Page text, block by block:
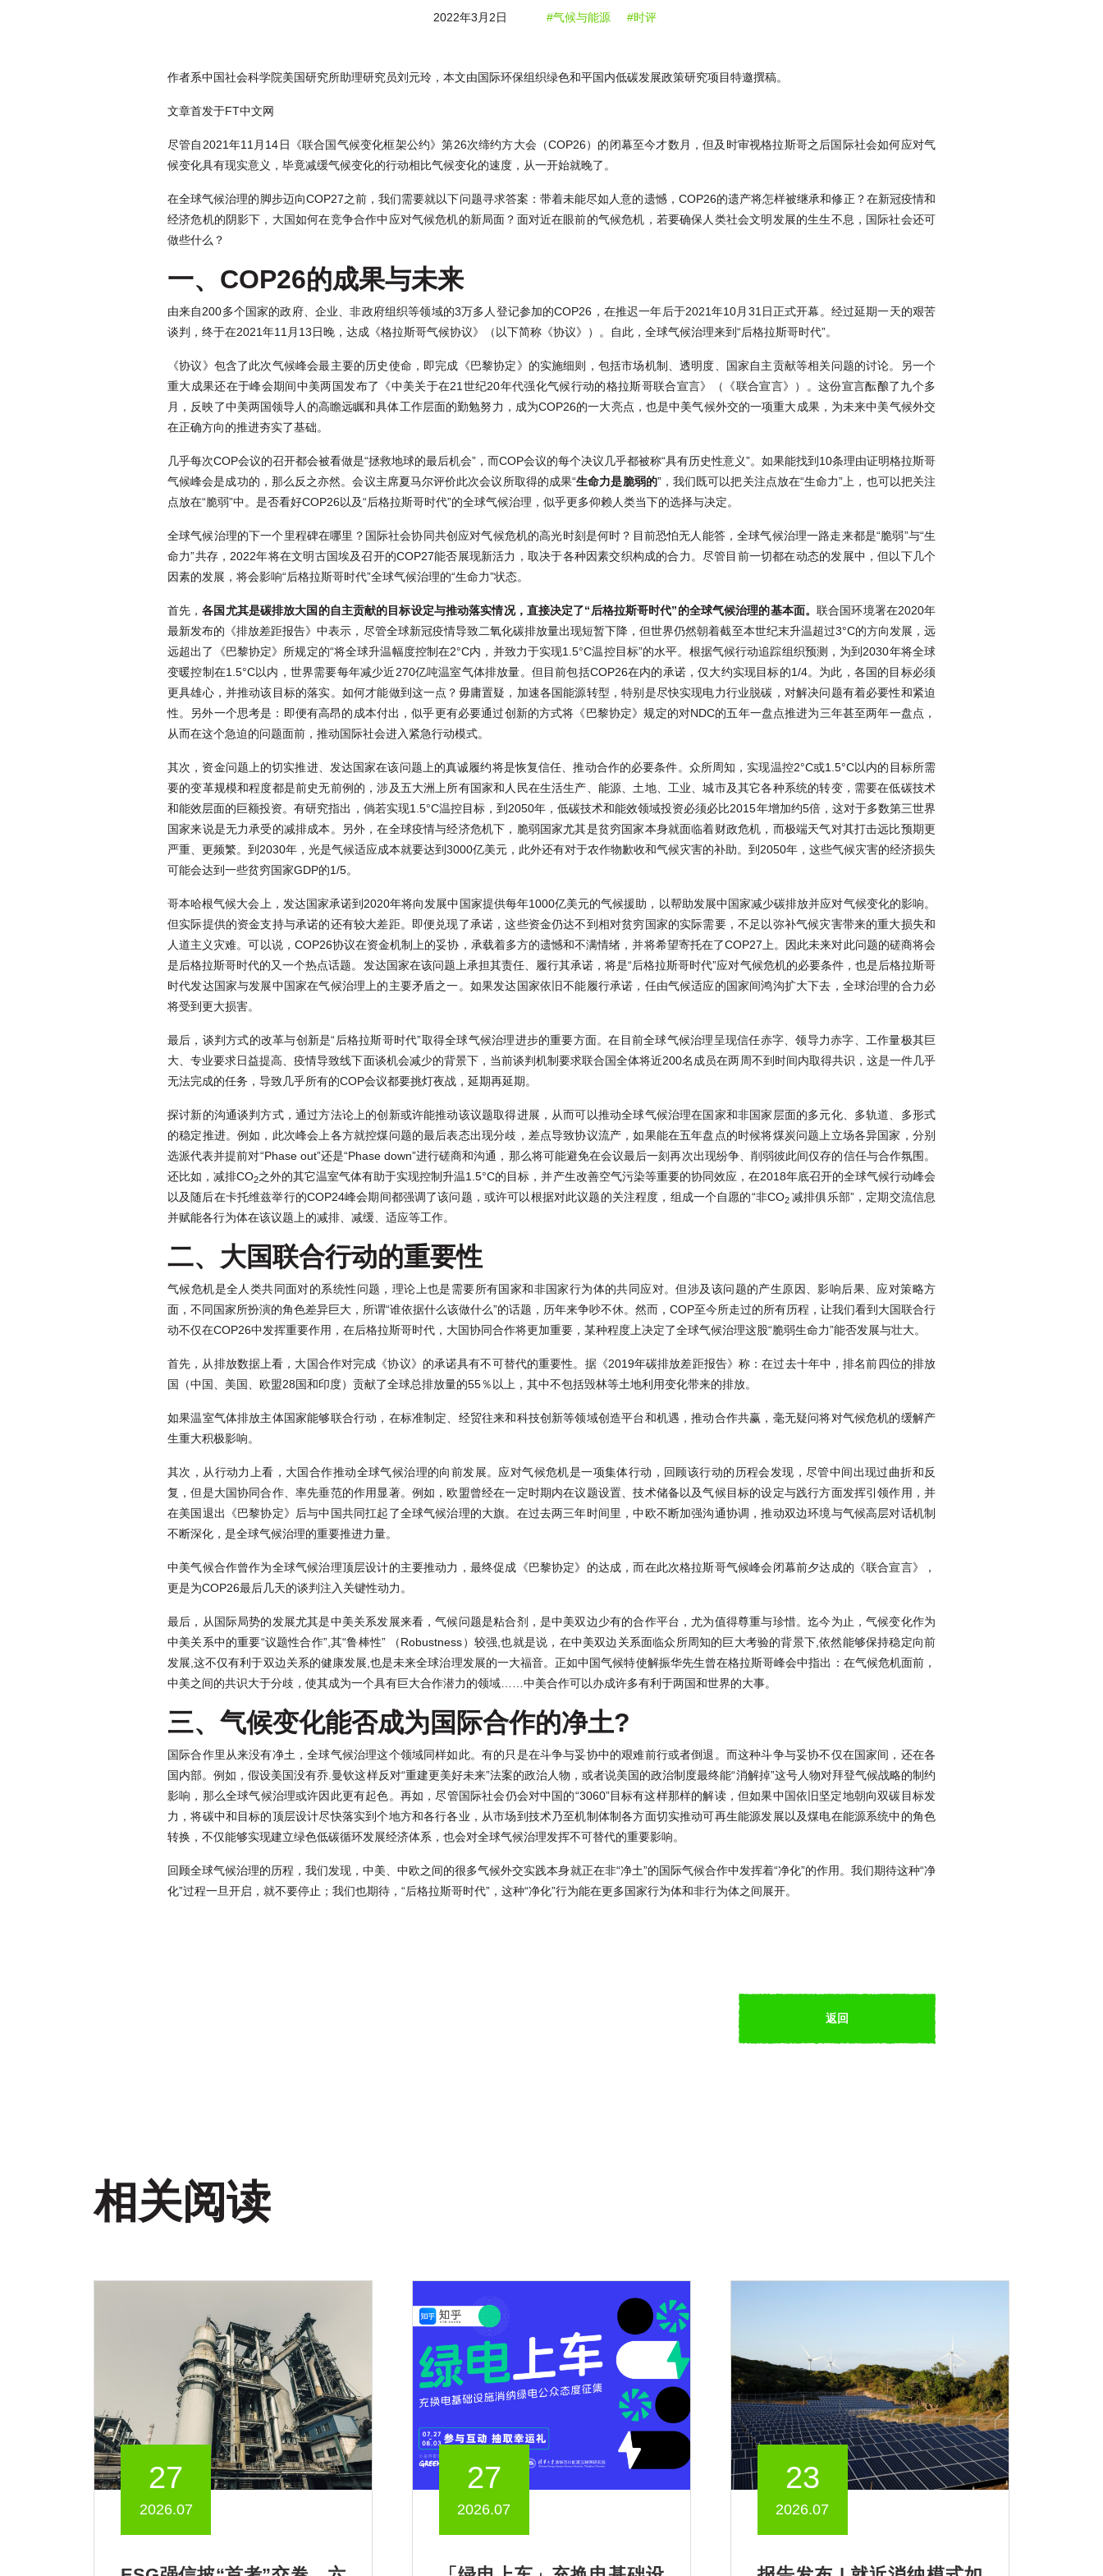
2022年3月2日 #气候与能源 #时评
作者系中国社会科学院美国研究所助理研究员刘元玲，本文由国际环保组织绿色和平国内低碳发展政策研究项目特邀撰稿。
文章首发于FT中文网
尽管自2021年11月14日《联合国气候变化框架公约》第26次缔约方大会（COP26）的闭幕至今才数月，但及时审视格拉斯哥之后国际社会如何应对气
候变化具有现实意义，毕竟减缓气候变化的行动相比气候变化的速度，从一开始就晚了。
在全球气候治理的脚步迈向COP27之前，我们需要就以下问题寻求答案：带着未能尽如人意的遗憾，COP26的遗产将怎样被继承和修正？在新冠疫情和
经济危机的阴影下，大国如何在竞争合作中应对气候危机的新局面？面对近在眼前的气候危机，若要确保人类社会文明发展的生生不息，国际社会还可
做些什么？
一、COP26的成果与未来
由来自200多个国家的政府、企业、非政府组织等领域的3万多人登记参加的COP26，在推迟一年后于2021年10月31日正式开幕。经过延期一天的艰苦
谈判，终于在2021年11月13日晚，达成《格拉斯哥气候协议》（以下简称《协议》）。自此，全球气候治理来到“后格拉斯哥时代”。
《协议》包含了此次气候峰会最主要的历史使命，即完成《巴黎协定》的实施细则，包括市场机制、透明度、国家自主贡献等相关问题的讨论。另一个
重大成果还在于峰会期间中美两国发布了《中美关于在21世纪20年代强化气候行动的格拉斯哥联合宣言》（《联合宣言》）。这份宣言酝酿了九个多
月，反映了中美两国领导人的高瞻远瞩和具体工作层面的勤勉努力，成为COP26的一大亮点，也是中美气候外交的一项重大成果，为未来中美气候外交
在正确方向的推进夯实了基础。
几乎每次COP会议的召开都会被看做是“拯救地球的最后机会”，而COP会议的每个决议几乎都被称“具有历史性意义”。如果能找到10条理由证明格拉斯哥
气候峰会是成功的，那么反之亦然。会议主席夏马尔评价此次会议所取得的成果“生命力是脆弱的”，我们既可以把关注点放在“生命力”上，也可以把关注
点放在“脆弱”中。是否看好COP26以及“后格拉斯哥时代”的全球气候治理，似乎更多仰赖人类当下的选择与决定。
全球气候治理的下一个里程碑在哪里？国际社会协同共创应对气候危机的高光时刻是何时？目前恐怕无人能答，全球气候治理一路走来都是“脆弱”与“生
命力”共存，2022年将在文明古国埃及召开的COP27能否展现新活力，取决于各种因素交织构成的合力。尽管目前一切都在动态的发展中，但以下几个
因素的发展，将会影响“后格拉斯哥时代”全球气候治理的“生命力”状态。
首先，各国尤其是碳排放大国的自主贡献的目标设定与推动落实情况，直接决定了“后格拉斯哥时代”的全球气候治理的基本面。联合国环境署在2020年
最新发布的《排放差距报告》中表示，尽管全球新冠疫情导致二氧化碳排放量出现短暂下降，但世界仍然朝着截至本世纪末升温超过3°C的方向发展，远
远超出了《巴黎协定》所规定的“将全球升温幅度控制在2°C内，并致力于实现1.5°C温控目标”的水平。根据气候行动追踪组织预测，为到2030年将全球
变暖控制在1.5°C以内，世界需要每年减少近270亿吨温室气体排放量。但目前包括COP26在内的承诺，仅大约实现目标的1/4。为此，各国的目标必须
更具雄心，并推动该目标的落实。如何才能做到这一点？毋庸置疑，加速各国能源转型，特别是尽快实现电力行业脱碳，对解决问题有着必要性和紧迫
性。另外一个思考是：即便有高昂的成本付出，似乎更有必要通过创新的方式将《巴黎协定》规定的对NDC的五年一盘点推进为三年甚至两年一盘点，
从而在这个急迫的问题面前，推动国际社会进入紧急行动模式。
其次，资金问题上的切实推进、发达国家在该问题上的真诚履约将是恢复信任、推动合作的必要条件。众所周知，实现温控2°C或1.5°C以内的目标所需
要的变革规模和程度都是前史无前例的，涉及五大洲上所有国家和人民在生活生产、能源、土地、工业、城市及其它各种系统的转变，需要在低碳技术
和能效层面的巨额投资。有研究指出，倘若实现1.5°C温控目标，到2050年，低碳技术和能效领域投资必须必比2015年增加约5倍，这对于多数第三世界
国家来说是无力承受的减排成本。另外，在全球疫情与经济危机下，脆弱国家尤其是贫穷国家本身就面临着财政危机，而极端天气对其打击远比预期更
严重、更频繁。到2030年，光是气候适应成本就要达到3000亿美元，此外还有对于农作物歉收和气候灾害的补助。到2050年，这些气候灾害的经济损失
可能会达到一些贫穷国家GDP的1/5。
哥本哈根气候大会上，发达国家承诺到2020年将向发展中国家提供每年1000亿美元的气候援助，以帮助发展中国家减少碳排放并应对气候变化的影响。
但实际提供的资金支持与承诺的还有较大差距。即便兑现了承诺，这些资金仍达不到相对贫穷国家的实际需要，不足以弥补气候灾害带来的重大损失和
人道主义灾难。可以说，COP26协议在资金机制上的妥协，承载着多方的遗憾和不满情绪，并将希望寄托在了COP27上。因此未来对此问题的磋商将会
是后格拉斯哥时代的又一个热点话题。发达国家在该问题上承担其责任、履行其承诺，将是“后格拉斯哥时代”应对气候危机的必要条件，也是后格拉斯哥
时代发达国家与发展中国家在气候治理上的主要矛盾之一。如果发达国家依旧不能履行承诺，任由气候适应的国家间鸿沟扩大下去，全球治理的合力必
将受到更大损害。
最后，谈判方式的改革与创新是“后格拉斯哥时代”取得全球气候治理进步的重要方面。在目前全球气候治理呈现信任赤字、领导力赤字、工作量极其巨
大、专业要求日益提高、疫情导致线下面谈机会减少的背景下，当前谈判机制要求联合国全体将近200名成员在两周不到时间内取得共识，这是一件几乎
无法完成的任务，导致几乎所有的COP会议都要挑灯夜战，延期再延期。
探讨新的沟通谈判方式，通过方法论上的创新或许能推动该议题取得进展，从而可以推动全球气候治理在国家和非国家层面的多元化、多轨道、多形式
的稳定推进。例如，此次峰会上各方就控煤问题的最后表态出现分歧，差点导致协议流产，如果能在五年盘点的时候将煤炭问题上立场各异国家，分别
选派代表并提前对“Phase out”还是“Phase down”进行磋商和沟通，那么将可能避免在会议最后一刻再次出现纷争、削弱彼此间仅存的信任与合作氛围。
还比如，减排CO2之外的其它温室气体有助于实现控制升温1.5°C的目标，并产生改善空气污染等重要的协同效应，在2018年底召开的全球气候行动峰会
以及随后在卡托维兹举行的COP24峰会期间都强调了该问题，或许可以根据对此议题的关注程度，组成一个自愿的“非CO2减排俱乐部”，定期交流信息
并赋能各行为体在该议题上的减排、减缓、适应等工作。
二、大国联合行动的重要性
气候危机是全人类共同面对的系统性问题，理论上也是需要所有国家和非国家行为体的共同应对。但涉及该问题的产生原因、影响后果、应对策略方
面，不同国家所扮演的角色差异巨大，所谓“谁依据什么该做什么”的话题，历年来争吵不休。然而，COP至今所走过的所有历程，让我们看到大国联合行
动不仅在COP26中发挥重要作用，在后格拉斯哥时代，大国协同合作将更加重要，某种程度上决定了全球气候治理这股“脆弱生命力”能否发展与壮大。
首先，从排放数据上看，大国合作对完成《协议》的承诺具有不可替代的重要性。据《2019年碳排放差距报告》称：在过去十年中，排名前四位的排放
国（中国、美国、欧盟28国和印度）贡献了全球总排放量的55％以上，其中不包括毁林等土地利用变化带来的排放。
如果温室气体排放主体国家能够联合行动，在标准制定、经贸往来和科技创新等领域创造平台和机遇，推动合作共赢，毫无疑问将对气候危机的缓解产
生重大积极影响。
其次，从行动力上看，大国合作推动全球气候治理的向前发展。应对气候危机是一项集体行动，回顾该行动的历程会发现，尽管中间出现过曲折和反
复，但是大国协同合作、率先垂范的作用显著。例如，欧盟曾经在一定时期内在议题设置、技术储备以及气候目标的设定与践行方面发挥引领作用，并
在美国退出《巴黎协定》后与中国共同扛起了全球气候治理的大旗。在过去两三年时间里，中欧不断加强沟通协调，推动双边环境与气候高层对话机制
不断深化，是全球气候治理的重要推进力量。
中美气候合作曾作为全球气候治理顶层设计的主要推动力，最终促成《巴黎协定》的达成，而在此次格拉斯哥气候峰会闭幕前夕达成的《联合宣言》，
更是为COP26最后几天的谈判注入关键性动力。
最后，从国际局势的发展尤其是中美关系发展来看，气候问题是粘合剂，是中美双边少有的合作平台，尤为值得尊重与珍惜。迄今为止，气候变化作为
中美关系中的重要“议题性合作”,其“鲁棒性” （Robustness）较强,也就是说，在中美双边关系面临众所周知的巨大考验的背景下,依然能够保持稳定向前
发展,这不仅有利于双边关系的健康发展,也是未来全球治理发展的一大福音。正如中国气候特使解振华先生曾在格拉斯哥峰会中指出：在气候危机面前，
中美之间的共识大于分歧，使其成为一个具有巨大合作潜力的领域……中美合作可以办成许多有利于两国和世界的大事。
三、气候变化能否成为国际合作的净土?
国际合作里从来没有净土，全球气候治理这个领域同样如此。有的只是在斗争与妥协中的艰难前行或者倒退。而这种斗争与妥协不仅在国家间，还在各
国内部。例如，假设美国没有乔.曼钦这样反对“重建更美好未来”法案的政治人物，或者说美国的政治制度最终能“消解掉”这号人物对拜登气候战略的制约
影响，那么全球气候治理或许因此更有起色。再如，尽管国际社会仍会对中国的“3060”目标有这样那样的解读，但如果中国依旧坚定地朝向双碳目标发
力，将碳中和目标的顶层设计尽快落实到个地方和各行各业，从市场到技术乃至机制体制各方面切实推动可再生能源发展以及煤电在能源系统中的角色
转换，不仅能够实现建立绿色低碳循环发展经济体系，也会对全球气候治理发挥不可替代的重要影响。
回顾全球气候治理的历程，我们发现，中美、中欧之间的很多气候外交实践本身就正在非“净土”的国际气候合作中发挥着“净化”的作用。我们期待这种“净
化”过程一旦开启，就不要停止；我们也期待，“后格拉斯哥时代”，这种“净化”行为能在更多国家行为体和非行为体之间展开。
返回
相关阅读
27
2026.07
27
2026.07
23
2026.07